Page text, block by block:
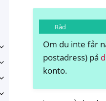
Toggle navigation of Teknisk
Toggle navigation of Vanliga
Toggle navigation of NetHSM
Toggle navigation of NitroWall
Råd
Om du inte får
postadress) på
konto.